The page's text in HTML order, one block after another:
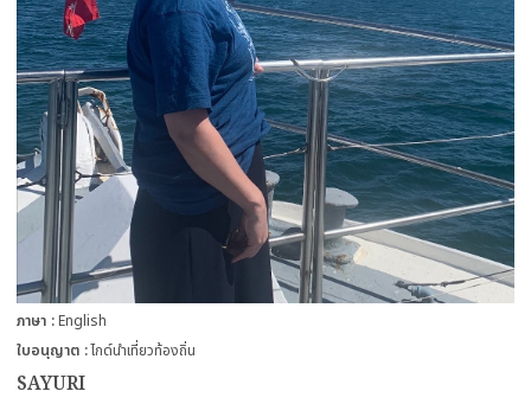
SAYURI
ภาษา English
ใบอนุญาต ไกด์นำเที่ยวท้องถิ่น